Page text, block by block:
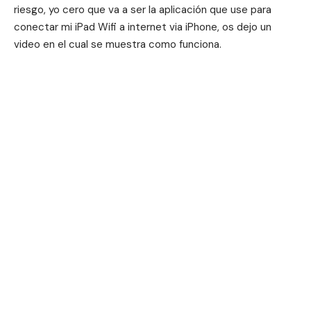
riesgo, yo cero que va a ser la aplicación que use para
conectar mi iPad Wifi a internet via iPhone, os dejo un
video en el cual se muestra como funciona.